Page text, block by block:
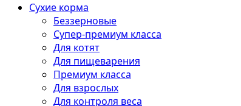
Сухие корма
Беззерновые
Супер-премиум класса
Для котят
Для пищеварения
Премиум класса
Для взрослых
Для контроля веса